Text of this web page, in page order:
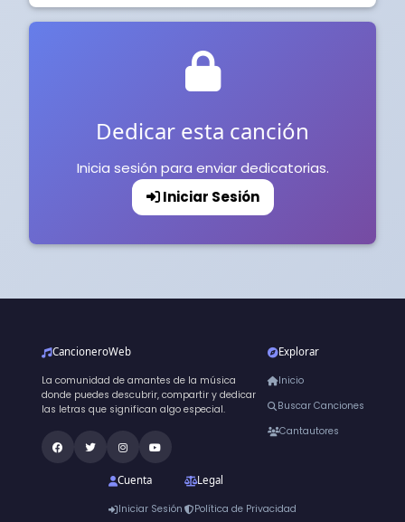
Dedicar esta canción
Inicia sesión para enviar dedicatorias.
Iniciar Sesión
CancioneroWeb
La comunidad de amantes de la música
donde puedes descubrir, compartir y dedicar
las letras que significan algo especial.
Explorar
Inicio
Buscar Canciones
Cantautores
Cuenta
Iniciar Sesión
Legal
Política de Privacidad